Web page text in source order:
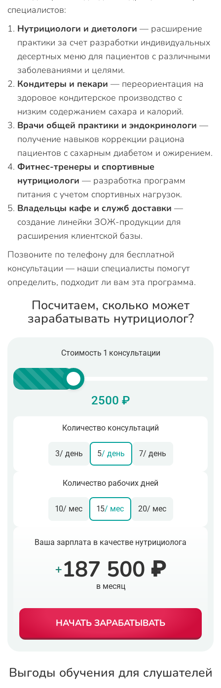
специалистов:
Нутрициологи и диетологи — расширение
практики за счет разработки индивидуальных
десертных меню для пациентов с различными
заболеваниями и целями.
Кондитеры и пекари — переориентация на
здоровое кондитерское производство с
низким содержанием сахара и калорий.
Врачи общей практики и эндокринологи —
получение навыков коррекции рациона
пациентов с сахарным диабетом и ожирением.
Фитнес-тренеры и спортивные
нутрициологи — разработка программ
питания с учетом спортивных нагрузок.
Владельцы кафе и служб доставки —
создание линейки ЗОЖ-продукции для
расширения клиентской базы.
Позвоните по телефону для бесплатной
консультации — наши специалисты помогут
определить, подходит ли вам эта программа.
Посчитаем, сколько может
зарабатывать нутрициолог?
Стоимость 1 консультации
2500 ₽
Количество консультаций
3/ день 5/ день 7/ день
Количество рабочих дней
10/ мес 15/ мес 20/ мес
Ваша зарплата в качестве нутрициолога
+187 500 ₽
в месяц
НАЧАТЬ ЗАРАБАТЫВАТЬ
Выгоды обучения для слушателей